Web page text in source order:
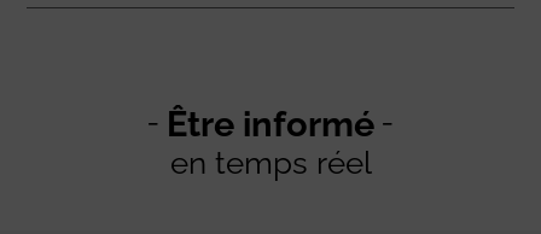
Être informé
en temps réel